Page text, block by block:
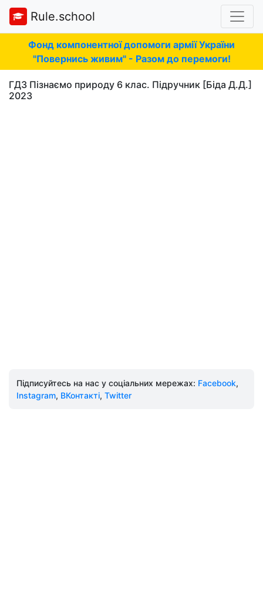
Rule.school
Фонд компонентної допомоги армії України
"Повернись живим" - Разом до перемоги!
ГДЗ Пізнаємо природу 6 клас. Підручник [Біда Д.Д.]
2023
Підписуйтесь на нас у соціальних мережах: Facebook,
Instagram, ВКонтакті, Twitter